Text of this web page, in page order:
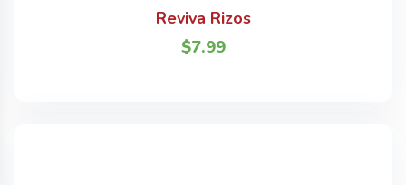
Reviva Rizos
$7.99